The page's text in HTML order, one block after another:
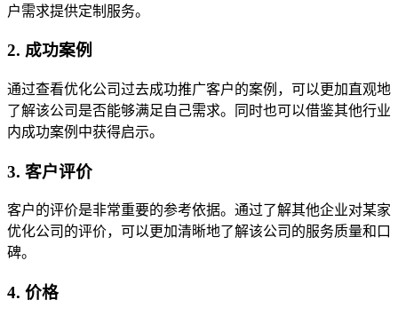
户需求提供定制服务。
2. 成功案例
通过查看优化公司过去成功推广客户的案例，可以更加直观地
了解该公司是否能够满足自己需求。同时也可以借鉴其他行业
内成功案例中获得启示。
3. 客户评价
客户的评价是非常重要的参考依据。通过了解其他企业对某家
优化公司的评价，可以更加清晰地了解该公司的服务质量和口
碑。
4. 价格